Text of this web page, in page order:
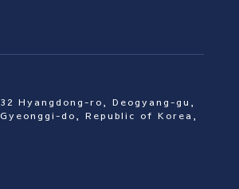
Hyangdong-ro, Deogyang-gu,
do, Republic of Korea,